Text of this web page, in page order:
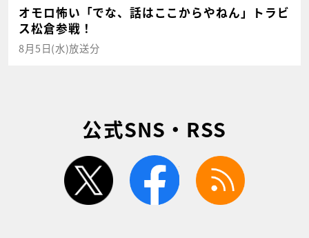
オモロ怖い「でな、話はここからやねん」トラビ
ス松倉参戦！
8月5日(水)放送分
公式SNS・RSS
twitter facebook